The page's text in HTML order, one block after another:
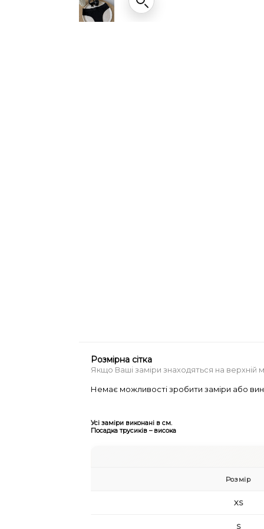
Розмірна сітка
Якщо Ваші заміри знаходяться на
Немає можливості зробити заміри або
Усі заміри виконані в см.
Посадка трусиків – висока
Розмір
XS
S